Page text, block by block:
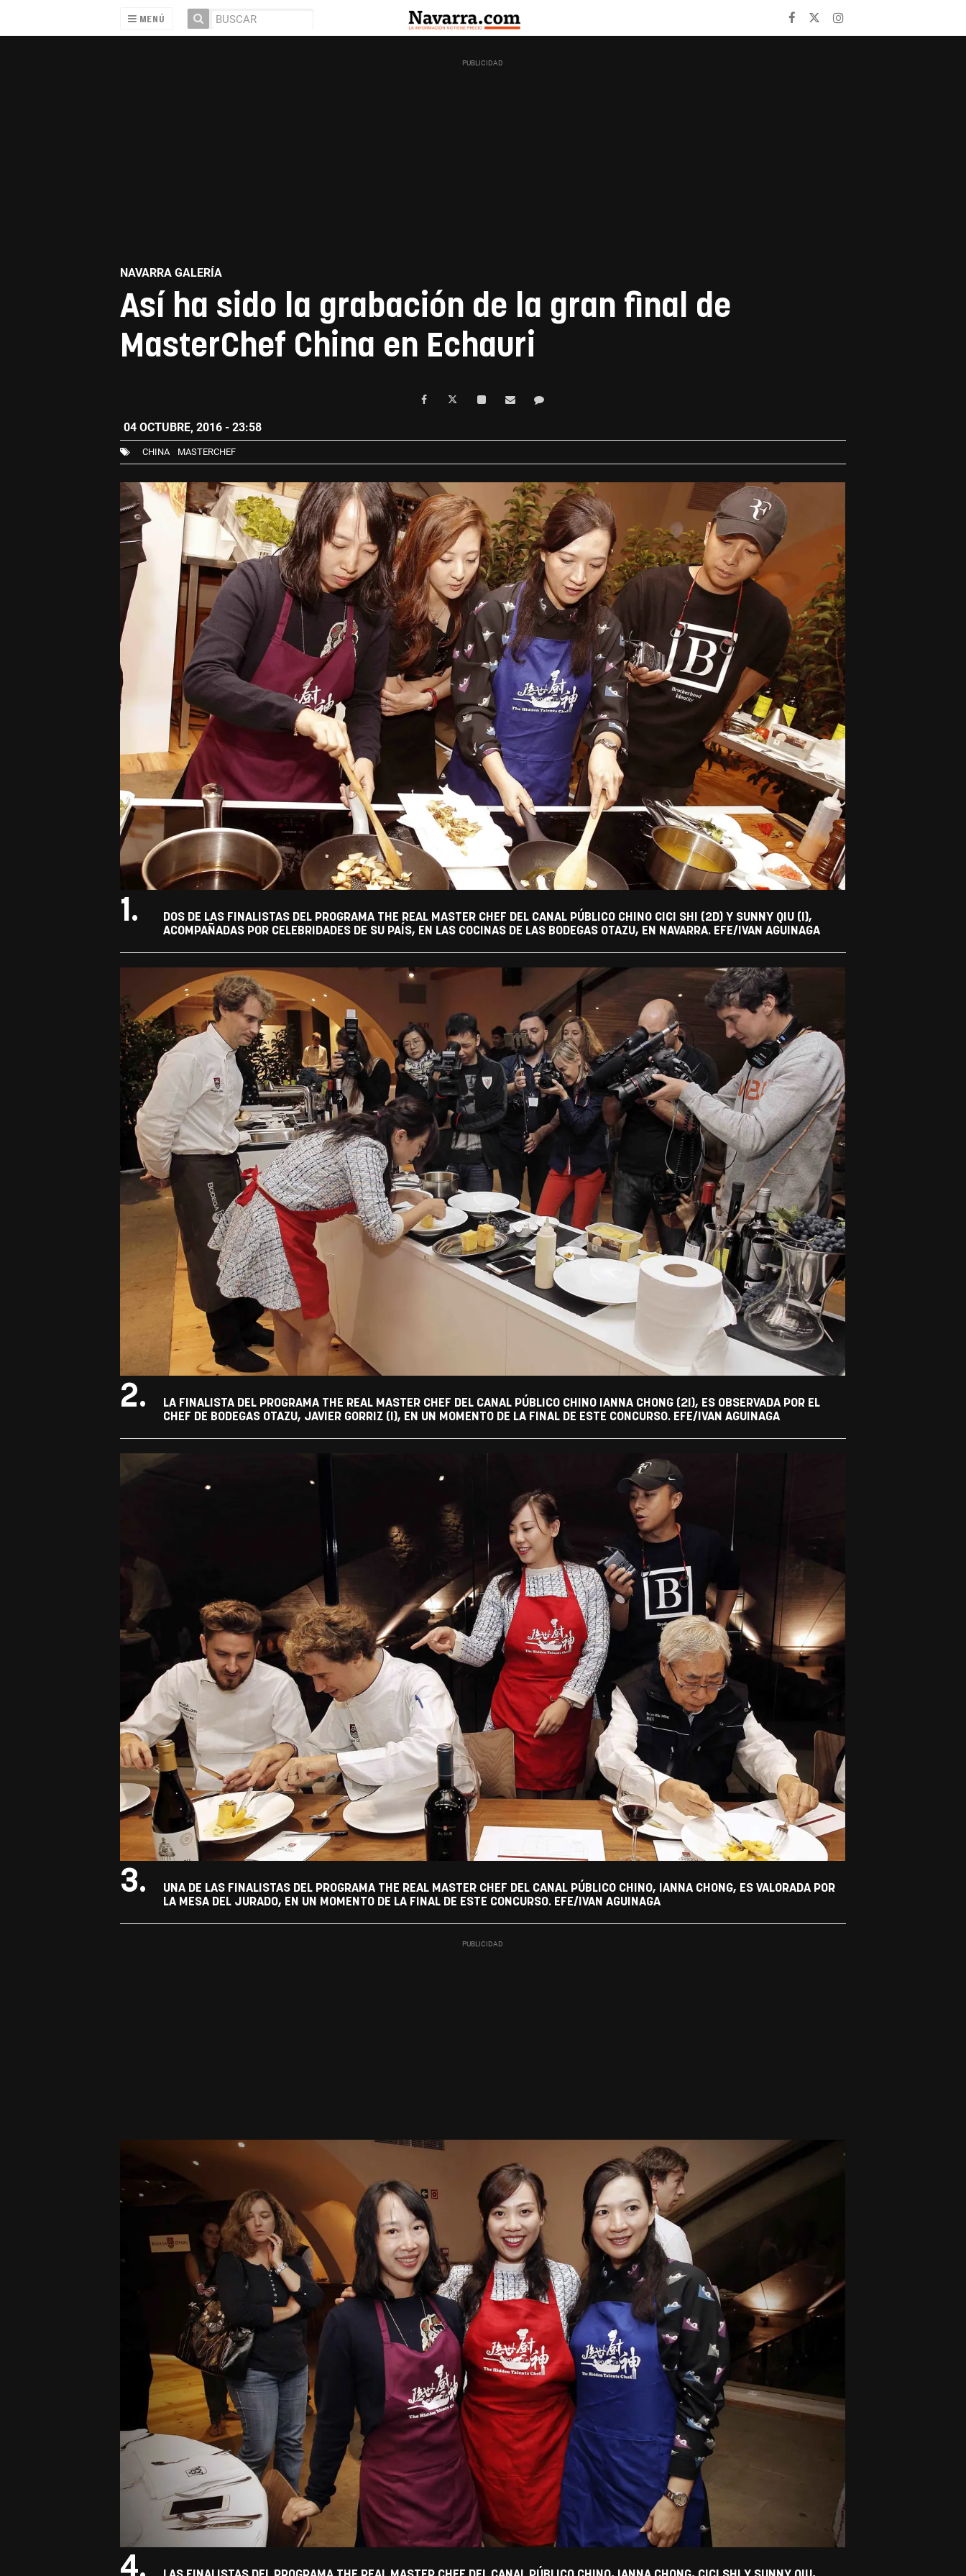
MENÚ
NAVARRA GALERÍA
Así ha sido la grabación de la gran final de
MasterChef China en Echauri
04 OCTUBRE, 2016 - 23:58
CHINA MASTERCHEF
1.
DOS DE LAS FINALISTAS DEL PROGRAMA THE REAL MASTER CHEF DEL CANAL PÚBLICO CHINO CICI SHI (2D) Y SUNNY QIU (I),
ACOMPAÑADAS POR CELEBRIDADES DE SU PAÍS, EN LAS COCINAS DE LAS BODEGAS OTAZU, EN NAVARRA. EFE/IVAN AGUINAGA
2.
LA FINALISTA DEL PROGRAMA THE REAL MASTER CHEF DEL CANAL PÚBLICO CHINO IANNA CHONG (2I), ES OBSERVADA POR EL
CHEF DE BODEGAS OTAZU, JAVIER GORRIZ (I), EN UN MOMENTO DE LA FINAL DE ESTE CONCURSO. EFE/IVAN AGUINAGA
3.
UNA DE LAS FINALISTAS DEL PROGRAMA THE REAL MASTER CHEF DEL CANAL PÚBLICO CHINO, IANNA CHONG, ES VALORADA POR
LA MESA DEL JURADO, EN UN MOMENTO DE LA FINAL DE ESTE CONCURSO. EFE/IVAN AGUINAGA
4.